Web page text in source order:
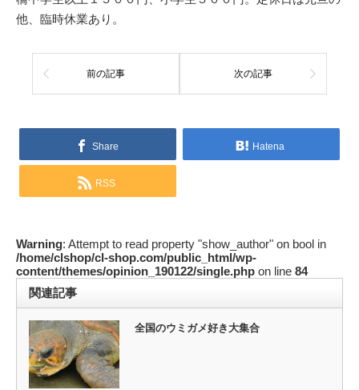
他、臨時休業あり。
前の記事 次の記事
Share Hatena
RSS
Warning: Attempt to read property "show_author" on bool in
/home/clshop/cl-shop.com/public_html/wp-
content/themes/opinion_190122/single.php on line 84
関連記事
全国のウミガメ好き大集合